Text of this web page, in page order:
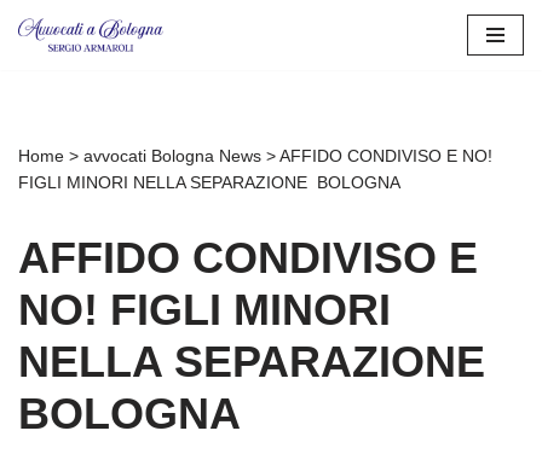
Home > avvocati Bologna News >AFFIDO CONDIVISO E NO!
FIGLI MINORI NELLA SEPARAZIONE BOLOGNA
AFFIDO CONDIVISO E
NO! FIGLI MINORI
NELLA SEPARAZIONE
BOLOGNA